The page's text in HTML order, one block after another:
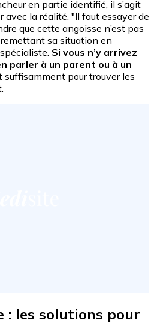
en partie identifié, il s’agit
avec la réalité. "Il faut essayer de
que cette angoisse n’est pas
sa situation en
Si vous n’y arrivez
parler à un parent ou à un
suffisamment pour trouver les
: les solutions pour